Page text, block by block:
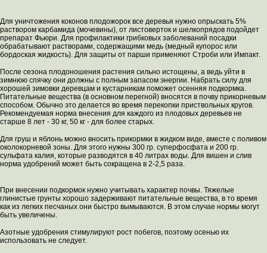
Для уничтожения коконов плодожорок все деревья нужно опрыскать 5%
раствором карбамида (мочевины), от листоверток и шелкопрядов подойдет
препарат Фьюри. Для профилактики грибковых заболеваний посадки
обрабатывают растворами, содержащими медь (медный купорос или
бордоская жидкость). Для защиты от парши применяют Строби или Импакт.
После сезона плодоношения растения сильно истощены, а ведь уйти в
зимнюю спячку они должны с полным запасом энергии. Набрать силу для
хорошей зимовки деревцам и кустарникам поможет осенняя подкормка.
Питательные вещества (в основном перегной) вносятся в почву прикорневым
способом. Обычно это делается во время перекопки приствольных кругов.
Рекомендуемая норма внесения для каждого из плодовых деревьев не
старше 8 лет - 30 кг, 50 кг - для более старых.
Для груш и яблонь можно вносить прикормки в жидком виде, вместе с поливом
околокорневой зоны. Для этого нужны 300 гр. суперфосфата и 200 гр.
сульфата калия, которые разводятся в 40 литрах воды. Для вишен и слив
норма удобрений может быть сокращена в 2-2,5 раза.
При внесении подкормок нужно учитывать характер почвы. Тяжелые
глинистые грунты хорошо задерживают питательные вещества, в то время
как из легких песчаных они быстро вымываются. В этом случае нормы могут
быть увеличены.
Азотные удобрения стимулируют рост побегов, поэтому осенью их
использовать не следует.